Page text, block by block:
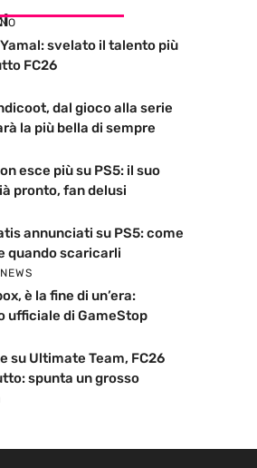
svelato il talento più
FC26
dal gioco alla serie
la più bella di sempre
esce più su PS5: il suo
pronto, fan delusi
annunciati su PS5: come
quando scaricarli
NEWS
è la fine di un’era:
ufficiale di GameStop
su Ultimate Team, FC26
spunta un grosso